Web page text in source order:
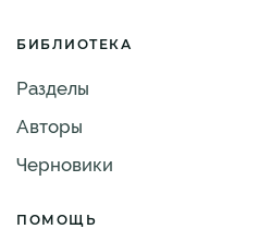
БИБЛИОТЕКА
Разделы
Авторы
Черновики
ПОМОЩЬ